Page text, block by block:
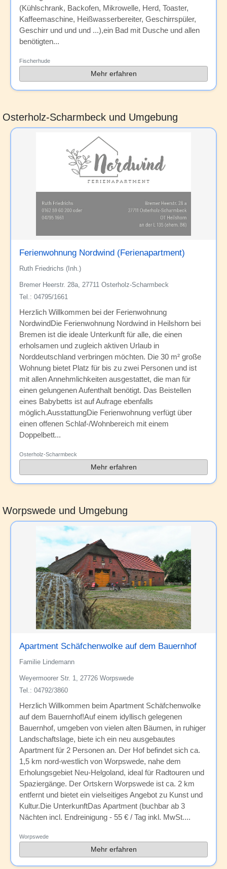
(Kühlschrank, Backofen, Mikrowelle, Herd, Toaster,
Kaffeemaschine, Heißwasserbereiter, Geschirrspüler,
Geschirr und und und ...),ein Bad mit Dusche und allen
benötigten...
Fischerhude
Mehr erfahren
Osterholz-Scharmbeck und Umgebung
Ferienwohnung Nordwind (Ferienapartment)
Ruth Friedrichs (Inh.)
Bremer Heerstr. 28a, 27711 Osterholz-Scharmbeck
Tel.: 04795/1661
Herzlich Willkommen bei der Ferienwohnung
NordwindDie Ferienwohnung Nordwind in Heilshorn bei
Bremen ist die ideale Unterkunft für alle, die einen
erholsamen und zugleich aktiven Urlaub in
Norddeutschland verbringen möchten. Die 30 m² große
Wohnung bietet Platz für bis zu zwei Personen und ist
mit allen Annehmlichkeiten ausgestattet, die man für
einen gelungenen Aufenthalt benötigt. Das Beistellen
eines Babybetts ist auf Aufrage ebenfalls
möglich.AusstattungDie Ferienwohnung verfügt über
einen offenen Schlaf-/Wohnbereich mit einem
Doppelbett...
Osterholz-Scharmbeck
Mehr erfahren
Worpswede und Umgebung
Apartment Schäfchenwolke auf dem Bauernhof
Familie Lindemann
Weyermoorer Str. 1, 27726 Worpswede
Tel.: 04792/3860
Herzlich Willkommen beim Apartment Schäfchenwolke
auf dem Bauernhof!Auf einem idyllisch gelegenen
Bauernhof, umgeben von vielen alten Bäumen, in ruhiger
Landschaftslage, biete ich ein neu ausgebautes
Apartment für 2 Personen an. Der Hof befindet sich ca.
1,5 km nord-westlich von Worpswede, nahe dem
Erholungsgebiet Neu-Helgoland, ideal für Radtouren und
Spaziergänge. Der Ortskern Worpswede ist ca. 2 km
entfernt und bietet ein vielseitiges Angebot zu Kunst und
Kultur.Die UnterkunftDas Apartment (buchbar ab 3
Nächten incl. Endreinigung - 55 € / Tag inkl. MwSt....
Worpswede
Mehr erfahren